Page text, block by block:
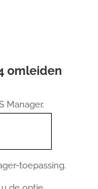
omleiden
Manager.
toepassing.